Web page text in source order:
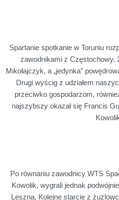
Spartanie spotkanie w Toruniu
zawodnikami z Częstochowy.
Mikołajczyk, a „jedynka”
Drugi wyścig z udziałem
przeciwko gospodarzom,
najszybszy okazał się Francis
Po równaniu zawodnicy WTS
Kowolik, wygrali jednak
Leszna. Kolejne starcie z